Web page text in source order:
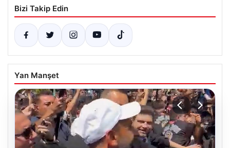
Bizi Takip Edin
Yan Manşet